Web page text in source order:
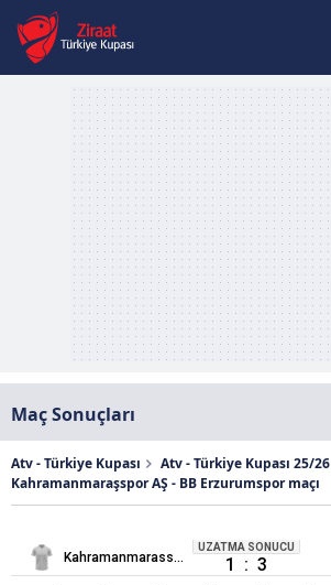
Maç Sonuçları
Atv - Türkiye Kupası
Atv - Türkiye Kupası 25/26
Kahramanmaraşspor AŞ - BB Erzurumspor maçı
Kahramanmarasspor
UZATMA SONUCU
1 : 3